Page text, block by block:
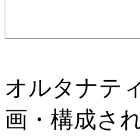
オルタナテ
画・構成さ